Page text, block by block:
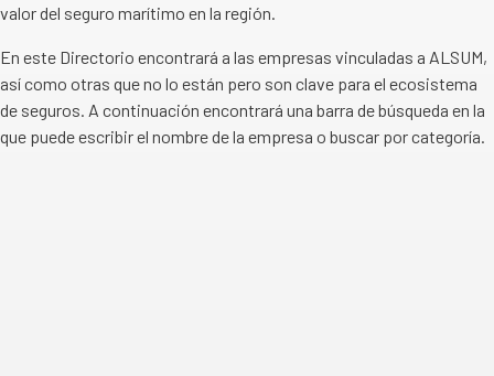
valor del seguro marítimo en la región.
En este Directorio encontrará a las empresas vinculadas a ALSUM,
así como otras que no lo están pero son clave para el ecosistema
de seguros. A continuación encontrará una barra de búsqueda en la
que puede escribir el nombre de la empresa o buscar por categoría.